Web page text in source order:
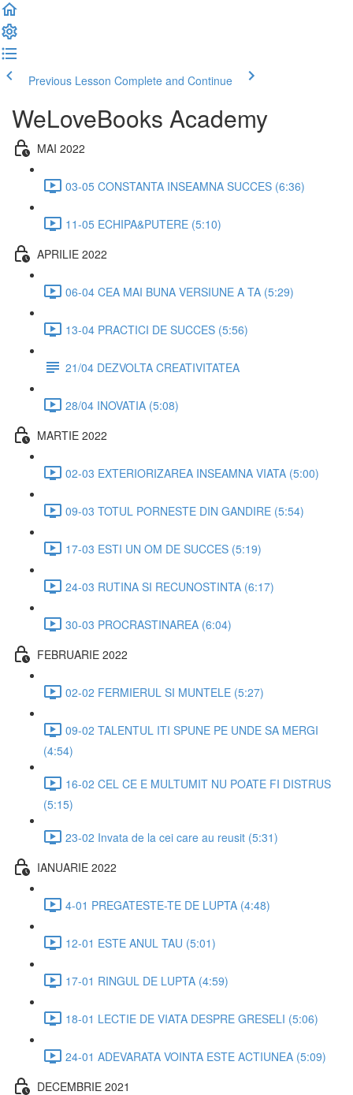
Previous Lesson Complete and Continue
WeLoveBooks Academy
MAI 2022
03-05 CONSTANTA INSEAMNA SUCCES (6:36)
11-05 ECHIPA&PUTERE (5:10)
APRILIE 2022
06-04 CEA MAI BUNA VERSIUNE A TA (5:29)
13-04 PRACTICI DE SUCCES (5:56)
21/04 DEZVOLTA CREATIVITATEA
28/04 INOVATIA (5:08)
MARTIE 2022
02-03 EXTERIORIZAREA INSEAMNA VIATA (5:00)
09-03 TOTUL PORNESTE DIN GANDIRE (5:54)
17-03 ESTI UN OM DE SUCCES (5:19)
24-03 RUTINA SI RECUNOSTINTA (6:17)
30-03 PROCRASTINAREA (6:04)
FEBRUARIE 2022
02-02 FERMIERUL SI MUNTELE (5:27)
09-02 TALENTUL ITI SPUNE PE UNDE SA MERGI
(4:54)
16-02 CEL CE E MULTUMIT NU POATE FI DISTRUS
(5:15)
23-02 Invata de la cei care au reusit (5:31)
IANUARIE 2022
4-01 PREGATESTE-TE DE LUPTA (4:48)
12-01 ESTE ANUL TAU (5:01)
17-01 RINGUL DE LUPTA (4:59)
18-01 LECTIE DE VIATA DESPRE GRESELI (5:06)
24-01 ADEVARATA VOINTA ESTE ACTIUNEA (5:09)
DECEMBRIE 2021